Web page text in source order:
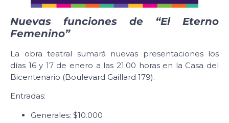
Nuevas funciones de “El Eterno
Femenino”
La obra teatral sumará nuevas presentaciones los
días 16 y 17 de enero a las 21:00 horas en la Casa del
Bicentenario (Boulevard Gaillard 179).
Entradas:
Generales: $10.000